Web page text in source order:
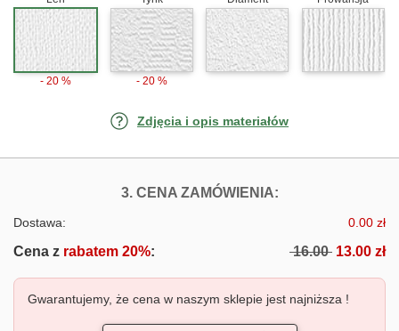
- 20 % - 20 %
Zdjęcia i opis materiałów
3. CENA ZAMÓWIENIA:FOTOTAPETY
Dostawa: 0.00 zł
Cena z rabatem 20%: 16.00 13.00 zł
Gwarantujemy, że cena w naszym sklepie jest najniższa !